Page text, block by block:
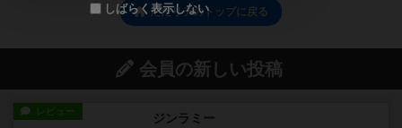
たたリテのトップに戻る
会員の新しい投稿
レビュー ジンラミー
しばらく表示しない